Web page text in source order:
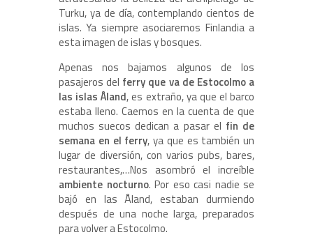
Turku, ya de día, contemplando cientos de
islas. Ya siempre asociaremos Finlandia a
esta imagen de islas y bosques.
Apenas nos bajamos algunos de los
pasajeros del ferry que va de Estocolmo a
las islas Åland, es extraño, ya que el barco
estaba lleno. Caemos en la cuenta de que
muchos suecos dedican a pasar el fin de
semana en el ferry, ya que es también un
lugar de diversión, con varios pubs, bares,
restaurantes,…Nos asombró el increíble
ambiente nocturno. Por eso casi nadie se
bajó en las Åland, estaban durmiendo
después de una noche larga, preparados
para volver a Estocolmo.